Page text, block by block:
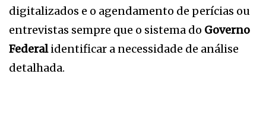
digitalizados e o agendamento de perícias ou
entrevistas sempre que o sistema do Governo
Federalidentificar a necessidade de análise
detalhada.